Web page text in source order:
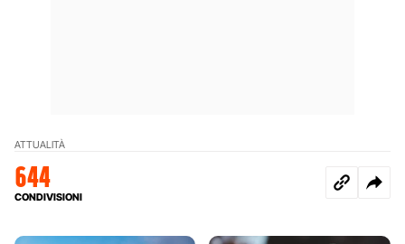
ATTUALITÀ
644
CONDIVISIONI